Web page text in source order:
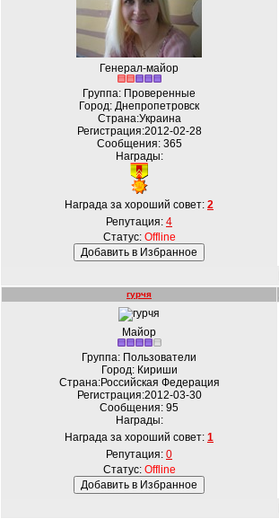
Генерал-майор
Группа: Проверенные
Город: Днепропетровск
Страна:Украина
Регистрация:2012-02-28
Сообщения: 365
Награды:
Награда за хороший совет: 2
Репутация: 4
Статус: Offline
гурчя
Майор
Группа: Пользователи
Город: Кириши
Страна:Российская Федерация
Регистрация:2012-03-30
Сообщения: 95
Награды:
Награда за хороший совет: 1
Репутация: 0
Статус: Offline